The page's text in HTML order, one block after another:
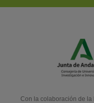
Con la colaboración de la